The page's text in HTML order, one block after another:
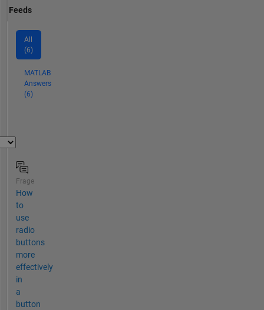
Feeds
All
(6)
MATLAB
Answers
(6)
Frage
How
to
use
radio
buttons
more
effectively
in
a
button